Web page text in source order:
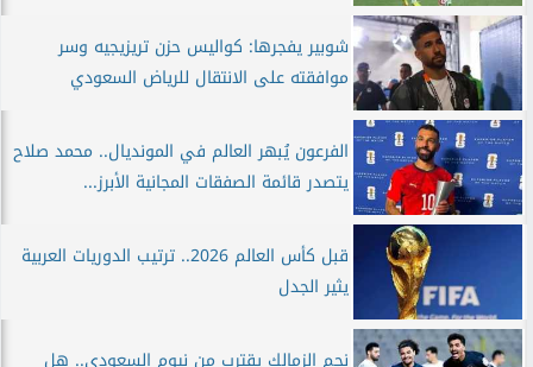
شوبير يفجرها: كواليس حزن تريزيجيه وسر
موافقته على الانتقال للرياض السعودي
الفرعون يُبهر العالم في المونديال.. محمد صلاح
يتصدر قائمة الصفقات المجانية الأبرز...
قبل كأس العالم 2026.. ترتيب الدوريات العربية
يثير الجدل
نجم الزمالك يقترب من نيوم السعودي.. هل